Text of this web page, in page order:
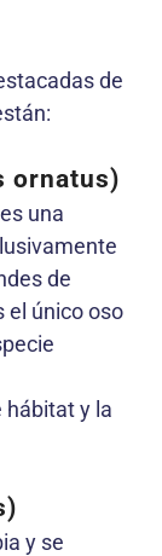
de
ornatus)
una
de
el único oso
hábitat y la
y se